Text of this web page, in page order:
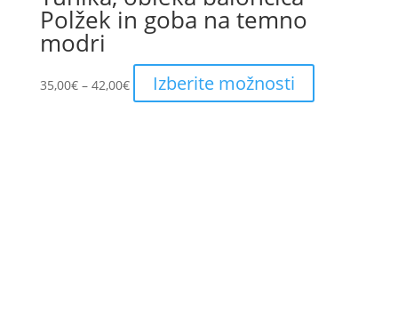
Polžek in goba na temno
modri
35,00€ – 42,00€Price
range:
Izberite možnosti
product